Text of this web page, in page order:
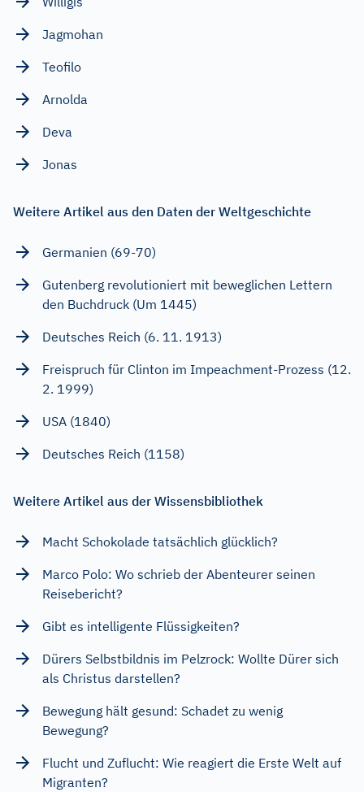
Jagmohan
Teofilo
Arnolda
Deva
Jonas
Weitere Artikel aus den Daten der Weltgeschichte
Germanien (69-70)
Gutenberg revolutioniert mit beweglichen Lettern
den Buchdruck (Um 1445)
Deutsches Reich (6. 11. 1913)
Freispruch für Clinton im Impeachment-Prozess (12.
2. 1999)
USA (1840)
Deutsches Reich (1158)
Weitere Artikel aus der Wissensbibliothek
Macht Schokolade tatsächlich glücklich?
Marco Polo: Wo schrieb der Abenteurer seinen
Reisebericht?
Gibt es intelligente Flüssigkeiten?
Dürers Selbstbildnis im Pelzrock: Wollte Dürer sich
als Christus darstellen?
Bewegung hält gesund: Schadet zu wenig
Bewegung?
Flucht und Zuflucht: Wie reagiert die Erste Welt auf
Migranten?